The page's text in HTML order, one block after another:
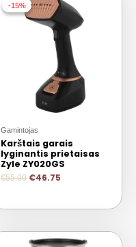
-15%
-15%
Gamintojas
Karštais garais
lyginantis prietaisas
Zyle ZY020GS
€55.00 €46.75